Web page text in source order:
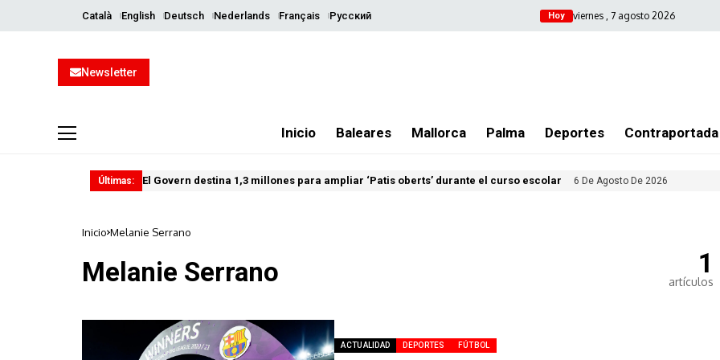
Català English Deutsch Nederlands Français Русский Hoy viernes , 7 agosto 2026
Newsletter
Inicio Baleares Mallorca Palma Deportes Contraportada
Últimas: El Govern destina 1,3 millones para ampliar ‘Patis oberts’ durante el curso escolar 6 De Agosto De 2026
Inicio Melanie Serrano
Melanie Serrano 1
artículos
ACTUALIDAD DEPORTES FÚTBOL